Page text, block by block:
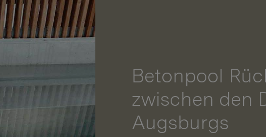
Betonpool
zwischen den
Augsburgs